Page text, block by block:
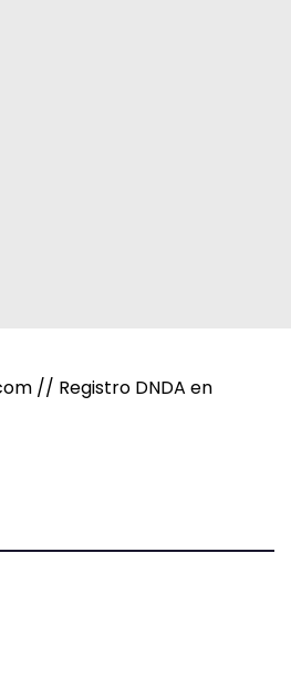
// Registro DNDA en